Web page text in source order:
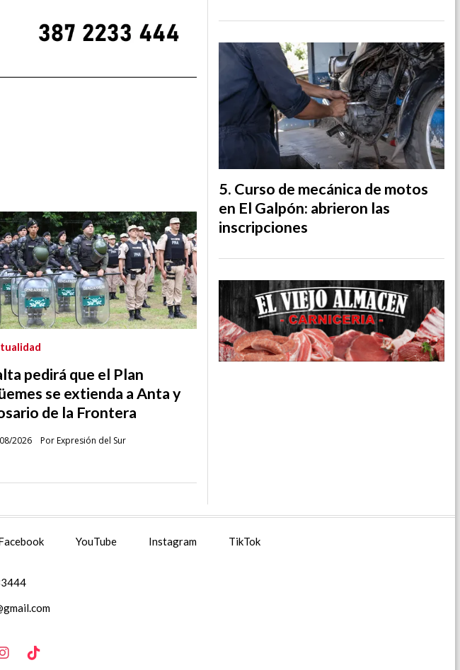
pedirá que el Plan
se extienda a Anta y
de la Frontera
Por Expresión del Sur
2026
Curso de mecánica de motos
en El Galpón: abrieron las
inscripciones
YouTube Instagram TikTok